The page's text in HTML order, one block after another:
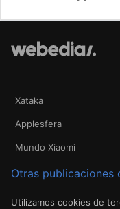
Xataka
Applesfera
Mundo Xiaomi
Otras publicaciones
Utilizamos cookies de